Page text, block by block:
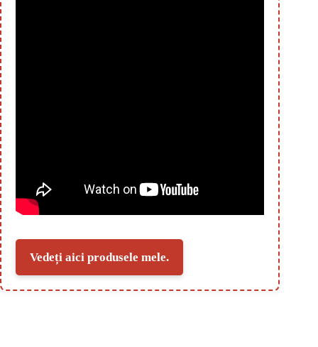
Vedeți aici produsele mele.